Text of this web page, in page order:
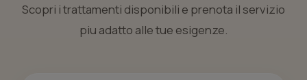
Scopri i trattamenti disponibili e prenota il servizio
piu adatto alle tue esigenze.